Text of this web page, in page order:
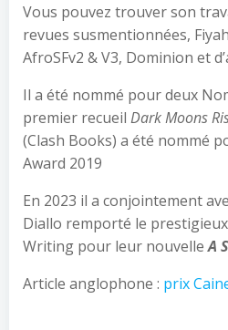
Vous pouvez trouver son
revues susmentionnées,
AfroSFv2 & V3, Dominion et
Il a été nommé pour deux
premier recueil Dark Moons
(Clash Books) a été nommé
Award 2019
En 2023 il a conjointement
Diallo remporté le
Writing pour leur nouvelleA
Article anglophone : prix